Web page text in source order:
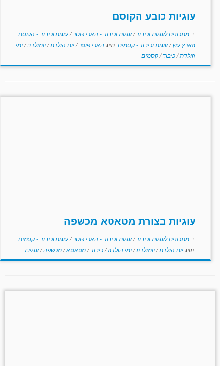
עוגיות כובע הקוסם
ב מתכונים לעוגות וכיבוד/עוגות וכיבוד - הארי פוטר/עוגות וכיבוד - הקוסם
מארץ עוץ/עוגות וכיבוד - קסמים תויג הארי פוטר/יום הולדת/יומולדת/ימי
הולדת/כיבוד/קסמים
עוגיות בצורת מטאטא מכשפה
ב מתכונים לעוגות וכיבוד/עוגות וכיבוד - הארי פוטר/עוגות וכיבוד - קסמים
תויגיום הולדת/יומולדת/ימי הולדת/כיבוד/מטאטא/מכשפה/עוגיות